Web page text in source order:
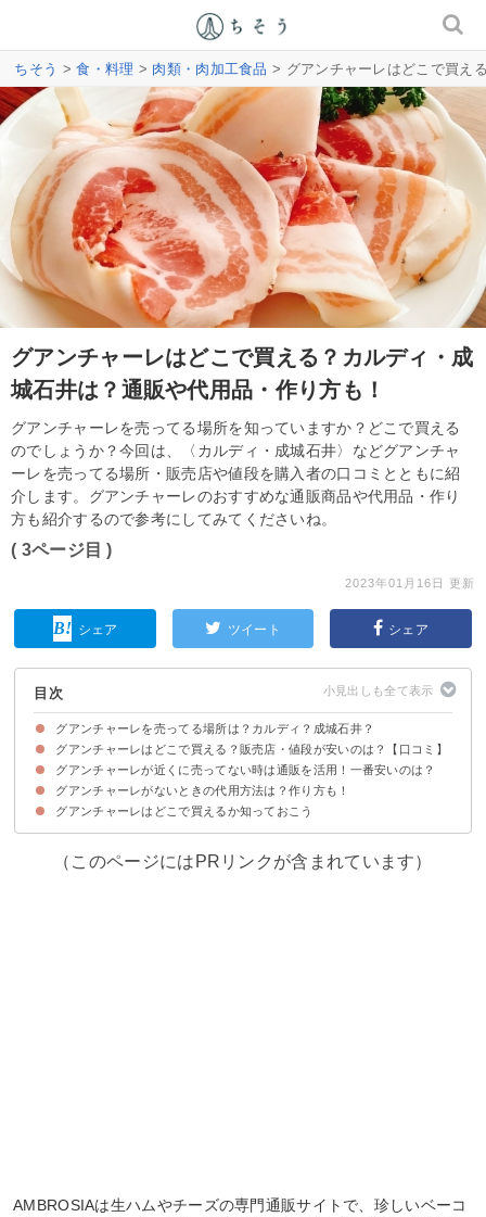
ちそう >食・料理 > 肉類・肉加工食品 > グアンチャーレはどこで買え
グアンチャーレはどこで買える？カルディ・成
城石井は？通販や代用品・作り方も！
グアンチャーレを売ってる場所を知っていますか？どこで買える
のでしょうか？今回は、〈カルディ・成城石井〉などグアンチャ
ーレを売ってる場所・販売店や値段を購入者の口コミとともに紹
介します。グアンチャーレのおすすめな通販商品や代用品・作り
方も紹介するので参考にしてみてくださいね。
( 3ページ目 )
2023年01月16日 更新
シェア ツイート シェア
目次
グアンチャーレを売ってる場所は？カルディ？成城石井？
グアンチャーレの売ってる場所・販売店の一覧
グアンチャーレはどこで買える？販売店・値段が安いのは？【口コミ】
①イータリー（1800円/100g）
②成城石井（-円）
③イカリスーパー（-円）
④DEAN&DELICA（700円/50g）
⑤サポーレ（900円/60g）
グアンチャーレが近くに売ってない時は通販を活用！一番安いのは？
①楽天市場｜グアンチャーレ 豚の塩漬け 量り売り（7020円/1kg）
②WORK-ITALIA｜ボッテガ・ディ・アド グアンチャーレ・クルード（-
円）
③AMBROSIA｜グアンチャーレ（1000円）
グアンチャーレがないときの代用方法は？作り方も！
グアンチャーレの代用品
グアンチャーレの作り方
グアンチャーレはどこで買えるか知っておこう
（このページにはPRリンクが含まれています）
AMBROSIAは生ハムやチーズの専門通販サイトで、珍しいベーコ